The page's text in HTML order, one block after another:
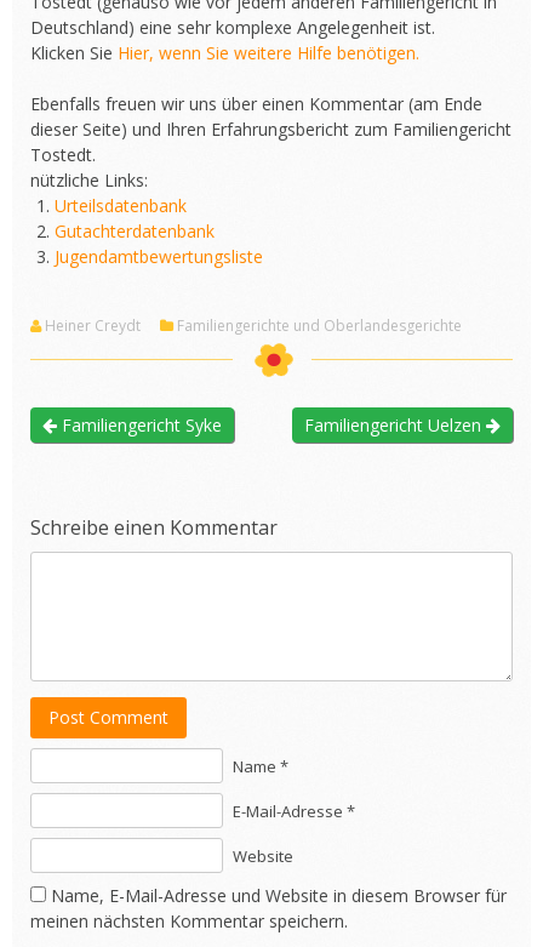
Deutschland) eine sehr komplexe Angelegenheit ist.
Klicken Sie Hier, wenn Sie weitere Hilfe benötigen.
Ebenfalls freuen wir uns über einen Kommentar (am Ende
dieser Seite) und Ihren Erfahrungsbericht zum Familiengericht
Tostedt.
nützliche Links:
Urteilsdatenbank
Gutachterdatenbank
Jugendamtbewertungsliste
Heiner Creydt Familiengerichte und Oberlandesgerichte
Familiengericht Syke Familiengericht Uelzen
Schreibe einen Kommentar
Post Comment
Name *
E-Mail-Adresse *
Website
Name, E-Mail-Adresse und Website in diesem Browser für
meinen nächsten Kommentar speichern.